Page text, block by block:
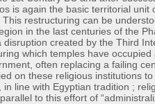
is again the basic territorial unit
restructuring can be
in the last centuries of the
disruption created by the Third
which temples have
often replacing a failing
on these religious institutions
in line with Egyptian tradition ;
to this effort of